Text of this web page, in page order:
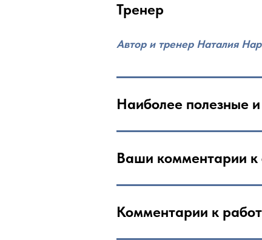
Тренер
Автор и тренер Наталия
Наиболее полезные
Ваши комментарии к
Комментарии к